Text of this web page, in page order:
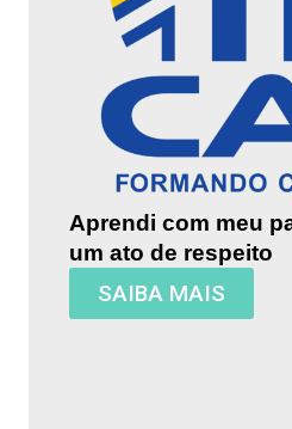
Aprendi com meu
um ato de respeito
SAIBA MAIS